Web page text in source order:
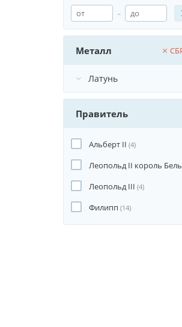
-
Металл
Правитель
Альберт II (4)
Леопольд II король
Леопольд III (4)
Филипп (14)